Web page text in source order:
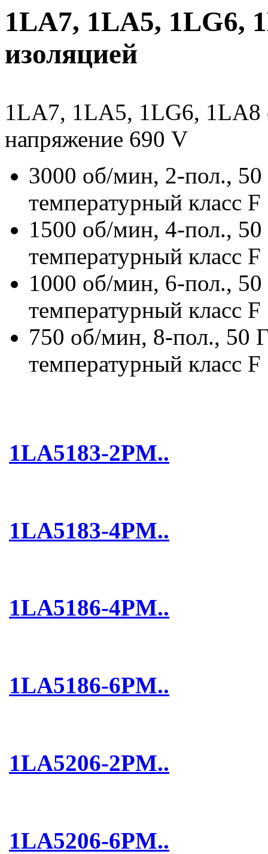
1LA7, 1LA5, 1LG6,
изоляцией
1LA7, 1LA5, 1LG6, 1LA8
напряжение 690 V
3000 об/мин, 2-пол.,
температурный класс F
1500 об/мин, 4-пол.,
температурный класс F
1000 об/мин, 6-пол.,
температурный класс F
750 об/мин, 8-пол., 50
температурный класс F
1LA5183-2PM..
1LA5183-4PM..
1LA5186-4PM..
1LA5186-6PM..
1LA5206-2PM..
1LA5206-6PM..